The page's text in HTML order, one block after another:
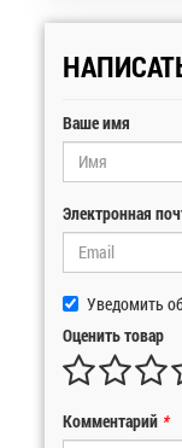
Ваше имя
Электронная
Уведомить
Оценить товар
Комментарий *